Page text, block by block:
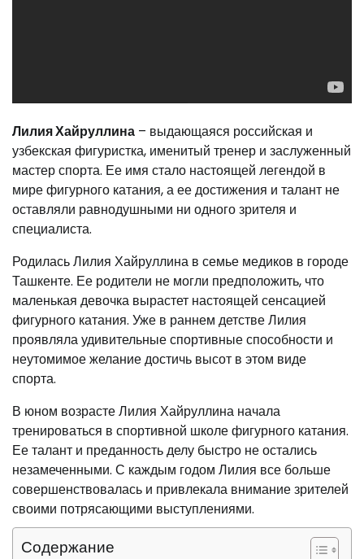
Лилия Хайруллина – выдающаяся российская и
узбекская фигуристка, именитый тренер и заслуженный
мастер спорта. Ее имя стало настоящей легендой в
мире фигурного катания, а ее достижения и талант не
оставляли равнодушными ни одного зрителя и
специалиста.
Родилась Лилия Хайруллина в семье медиков в городе
Ташкенте. Ее родители не могли предположить, что
маленькая девочка вырастет настоящей сенсацией
фигурного катания. Уже в раннем детстве Лилия
проявляла удивительные спортивные способности и
неутомимое желание достичь высот в этом виде
спорта.
В юном возрасте Лилия Хайруллина начала
тренироваться в спортивной школе фигурного катания.
Ее талант и преданность делу быстро не остались
незамеченными. С каждым годом Лилия все больше
совершенствовалась и привлекала внимание зрителей
своими потрясающими выступлениями.
Содержание